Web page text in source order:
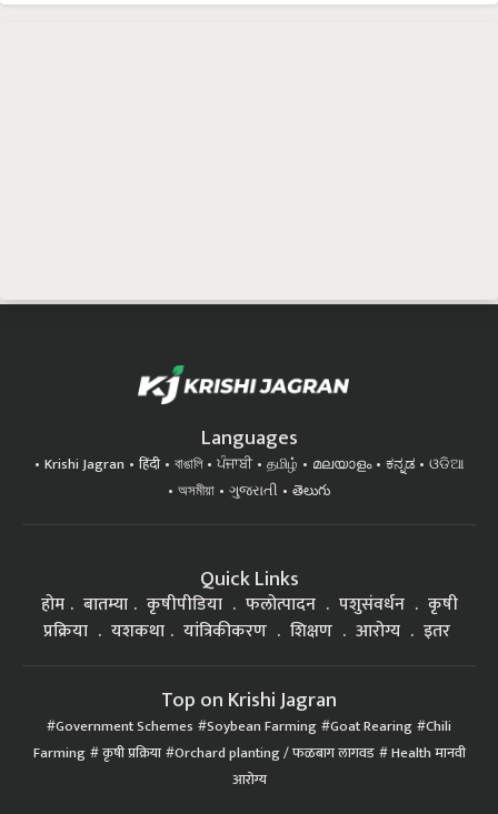
Languages
Krishi Jagran हिंदी বাঙালি ਪੰਜਾਬੀ தமிழ் മലയാളം ಕನ್ನಡ
ଓଡିଆ
অসমীয়া
ગુજરાતી తెలుగు
Quick Links
होम बातम्या कृषीपीडिया फलोत्पादन पशुसंवर्धन
कृषी
प्रक्रिया
यशकथा यांत्रिकीकरण शिक्षण आरोग्य इतर
Top on Krishi Jagran
Government Schemes Soybean Farming Goat Rearing Chili
Farming कृषी प्रक्रिया Orchard planting / फळबाग लागवड Health मानवी
आरोग्य